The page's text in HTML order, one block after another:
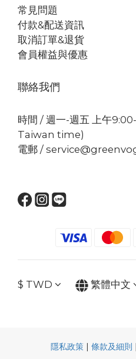
常見問題
付款&配送資訊
取消訂單&退貨
會員權益與優惠
聯絡我們
時間 / 週一-週五 上午
Taiwan time)
電郵 /
$ TWD 繁體中文
隱私政策| 條款及細則